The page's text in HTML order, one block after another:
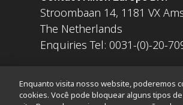
Stroombaan 14, 1181 VX
The Netherlands
Enquiries Tel: 0031-(0)-20-
Enquanto visita nosso website, poderemos
cookies. Você pode bloquear alguns tipos